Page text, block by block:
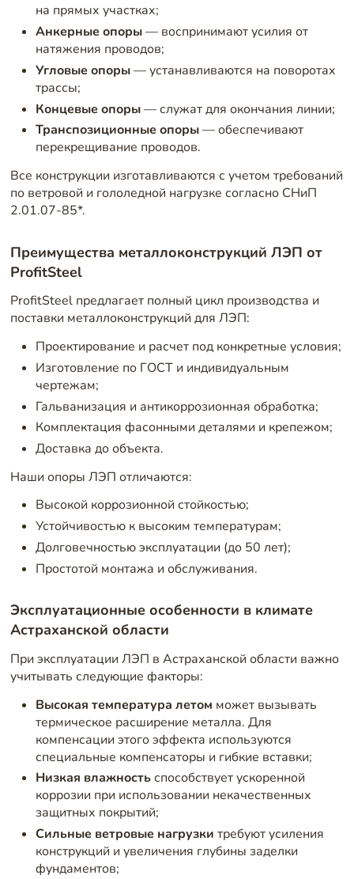
на прямых участках;
Анкерные опоры— воспринимают усилия от
натяжения проводов;
Угловые опоры— устанавливаются на поворотах
трассы;
Концевые опоры— служат для окончания линии;
Транспозиционные опоры— обеспечивают
перекрещивание проводов.
Все конструкции изготавливаются с учетом требований
по ветровой и гололедной нагрузке согласно СНиП
2.01.07-85*.
Преимущества металлоконструкций ЛЭП от
ProfitSteel
ProfitSteel предлагает полный цикл производства и
поставки металлоконструкций для ЛЭП:
Проектирование и расчет под конкретные условия;
Изготовление по ГОСТ и индивидуальным
чертежам;
Гальванизация и антикоррозионная обработка;
Комплектация фасонными деталями и крепежом;
Доставка до объекта.
Наши опоры ЛЭП отличаются:
Высокой коррозионной стойкостью;
Устойчивостью к высоким температурам;
Долговечностью эксплуатации (до 50 лет);
Простотой монтажа и обслуживания.
Эксплуатационные особенности в климате
Астраханской области
При эксплуатации ЛЭП в Астраханской области важно
учитывать следующие факторы:
Высокая температура летом может вызывать
термическое расширение металла. Для
компенсации этого эффекта используются
специальные компенсаторы и гибкие вставки;
Низкая влажностьспособствует ускоренной
коррозии при использовании некачественных
защитных покрытий;
Сильные ветровые нагрузки требуют усиления
конструкций и увеличения глубины заделки
фундаментов;